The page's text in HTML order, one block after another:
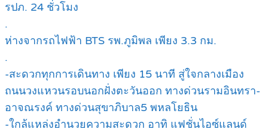
รปภ. 24 ชั่วโมง
.
ห่างจากรถไฟฟ้า BTS รพ.ภูมิพล เพียง 3.3 กม.
.
-สะดวกทุกการเดินทาง เพียง 15 นาที สู่ใจกลางเมือง
ถนนวงแหวนรอบนอกฝั่งตะวันออก ทางด่วนรามอินทรา-
อาจณรงค์ ทางด่วนสุขาภิบาล5 พหลโยธิน
-ใกล้แหล่งอำนวยความสะดวก อาทิ แฟชั่นไอซ์แลนด์